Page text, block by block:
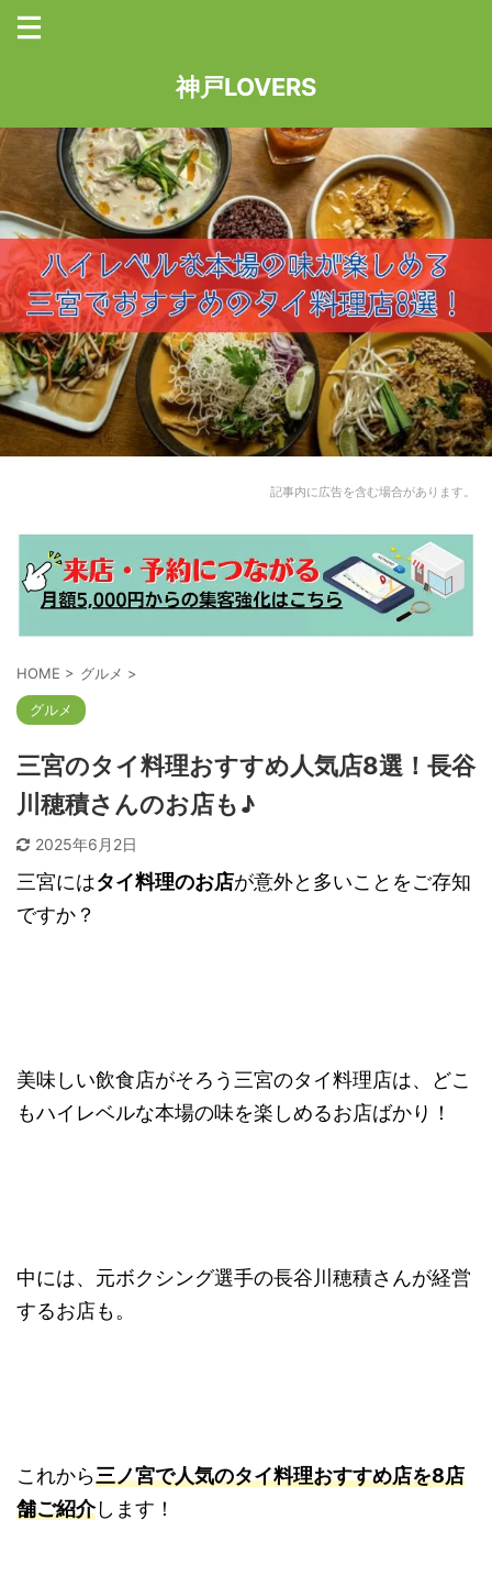
神戸LOVERS
記事内に広告を含む場合があります。
HOME > グルメ >
グルメ
三宮のタイ料理おすすめ人気店8選！長谷
川穂積さんのお店も♪
2025年6月2日
三宮にはタイ料理のお店が意外と多いことをご存知
ですか？
美味しい飲食店がそろう三宮のタイ料理店は、どこ
もハイレベルな本場の味を楽しめるお店ばかり！
中には、元ボクシング選手の長谷川穂積さんが経営
するお店も。
これから三ノ宮で人気のタイ料理おすすめ店を8店
舗ご紹介します！